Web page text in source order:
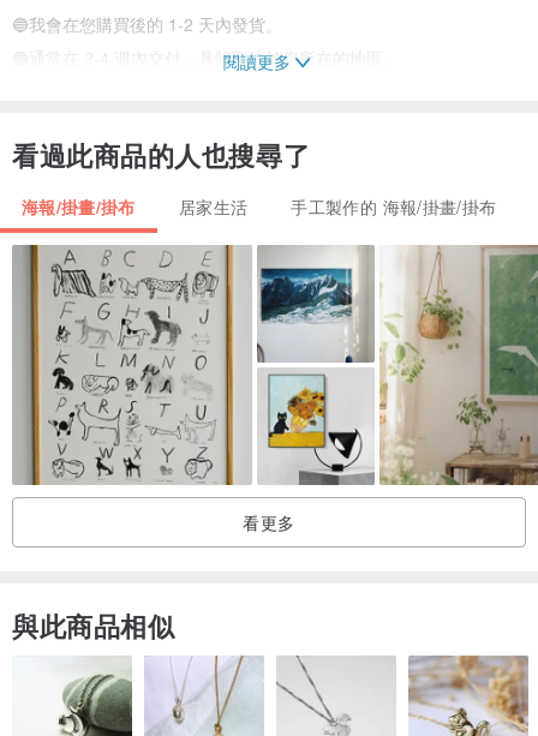
🔵我會在您購買後的 1-2 天內發貨。
🔵通常在 2-4 週內交付，具體取決於您所在的地區。
所有的畫都是一個副本。我不會從其他圖片中重繪，我自己創造一
♥️感謝你對藝人的支持，我愛你！維拉。
閱讀更多
看過此商品的人也搜尋了
海報/掛畫/掛布 居家生活 手工製作的 海報/掛畫/掛布
看更多
與此商品相似